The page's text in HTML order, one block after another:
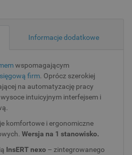
Informacje dodatkowe
wspomagającym
firm. Oprócz szerokiej
na automatyzację pracy
intuicyjnym interfejsem i
komfortowe i ergonomiczne
Wersja na 1 stanowisko.
InsERT nexo – zintegrowanego